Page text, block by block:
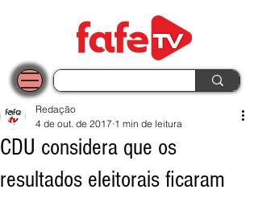
CDU considera que os
resultados eleitorais ficaram
Redação
4 de out. de 2017 1 min de leitura